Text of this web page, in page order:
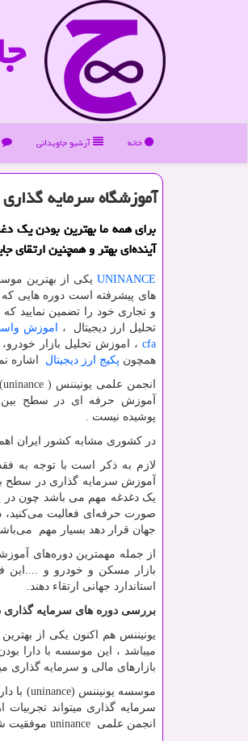
خانه آرشیو جاویدانی
آموزشگاه سرمایه گذاری
برای همه ما بهترین بودن یک
آینده‌ای بهتر و همچنین
UNINANCE یکی از بهترین
های پیشرفته است دوره هایی که
و تجاری خود را تضمین نمایید
تحلیل ارز دیجیتال ،
اموزش
cfa ، اموزش تحلیل بازار
همچون پکیج ارز دیجیتال اشاره
انجمن علمی یونیننس ( (uninance
آموزش حرفه ای در سطح بین
پوشیده نیست .
در کشوری مشابه کشور ایران
لازم به ذکر است با توجه به
آموزش سرمایه گذاری در سطح
یک دغدغه مهم می باشد چون در
صورت حرفه‌ای فعالیت می‌کنید،
جهان قرار دهد بسیار مهم
از جمله مهمترین دوره‌های
بازار مسکن و خودرو و ....این
استاندارد جهانی ارتقاء دهند.
بررسی دوره های سرمایه گذاری
میباشد ، این موسسه با دارا
بازارهای مالی و سرمایه گذاری
موسسه یونیننس (uninance
سرمایه گذاری میتواند
انجمن علمی uninance موفقیت